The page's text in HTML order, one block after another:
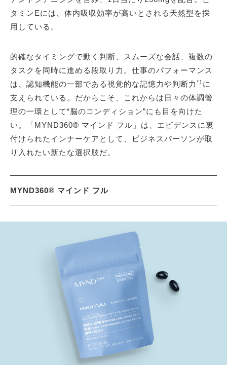
タミンEには、体内吸収効率が高いとされる天然型を採
用している。
的確なタイミングで動く判断、スムーズな会話、複数の
タスクを同時に進める段取り力。仕事のパフォーマンス
は、認知機能の一部である視覚的な記憶力や判断力 *1 に
支えられている。だからこそ、これからは日々の体調管
理の一環として“脳のコンディション”にも目を向けた
い。「MYND360® マインド フル」は、エビデンスに裏
付けられたインナーケアとして、ビジネスパーソンが取
り入れたい新たな選択肢だ。
MYND360® マインド フル